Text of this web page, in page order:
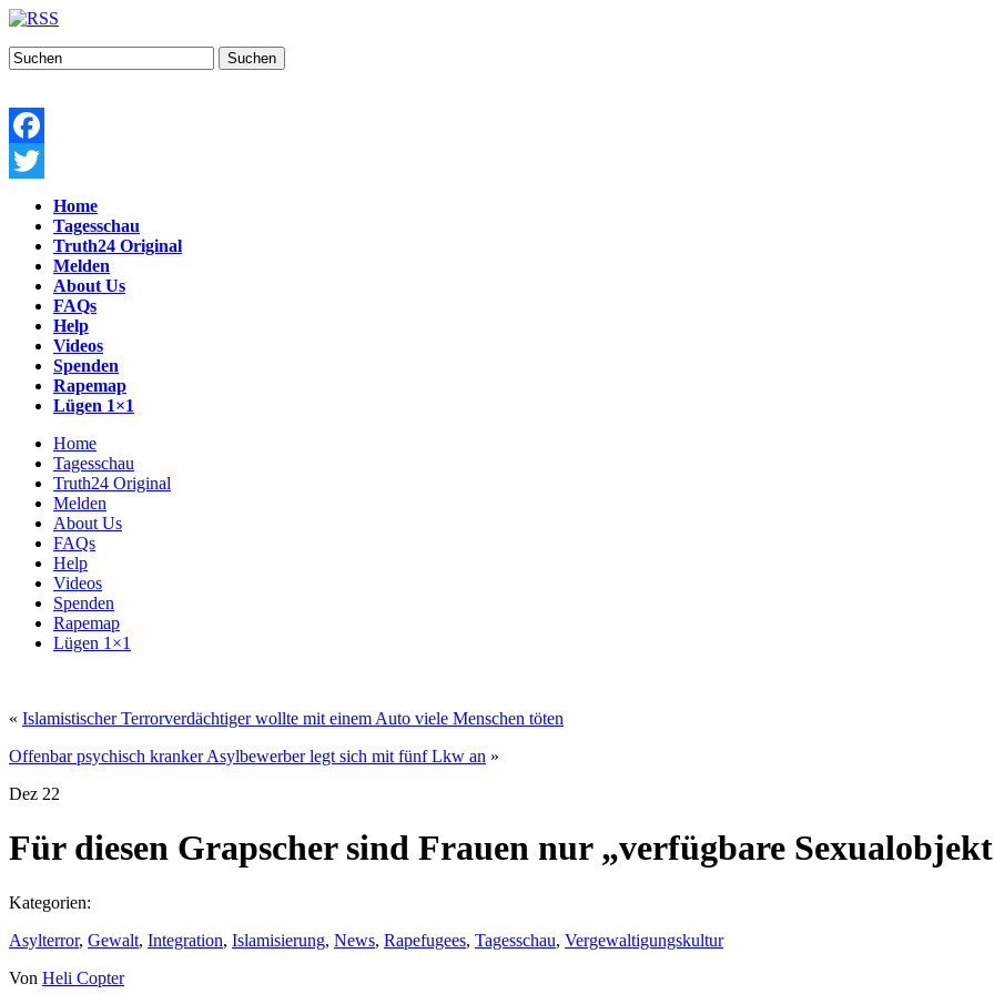
Suchen
Facebook
Twitter
Home
Tagesschau
Truth24 Original
Melden
About Us
FAQs
Help
Videos
Spenden
Rapemap
Lügen 1×1
Home
Tagesschau
Truth24 Original
Melden
About Us
FAQs
Help
Videos
Spenden
Rapemap
Lügen 1×1
« Islamistischer Terrorverdächtiger wollte mit einem Auto viele Menschen töten
Offenbar psychisch kranker Asylbewerber legt sich mit fünf Lkw an »
Dez 22
Für diesen Grapscher sind Frauen nur „verfügbare
Kategorien:
Asylterror, Gewalt, Integration, Islamisierung, News, Rapefugees, Tagesschau, Vergewaltigungskultur
Von Heli Copter